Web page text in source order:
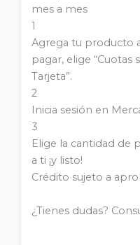
mes a mes
1
Agrega tu producto
pagar, elige “Cuotas
Tarjeta”.
2
Inicia sesión en
3
Elige la cantidad de
a ti ¡y listo!
Crédito sujeto a
¿Tienes dudas?